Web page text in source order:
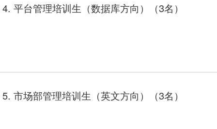
4. 平台管理培训生（数据库方向）（3名）
5. 市场部管理培训生（英文方向）（3名）